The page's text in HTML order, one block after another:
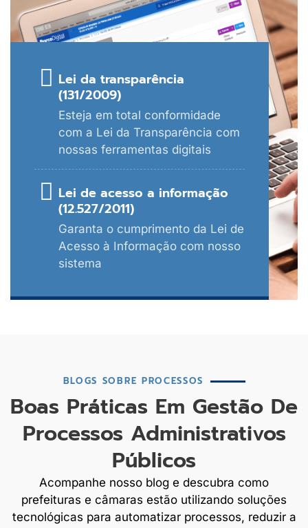
Lei da transparência
(131/2009)
Esteja em total conformidade
com a Lei da Transparência com
nossas ferramentas digitais
Lei de acesso a informação
(12.527/2011)
Garanta o cumprimento da Lei de
Acesso à Informação com nosso
sistema
BLOGS SOBRE PROCESSOS
Boas Práticas Em Gestão De
Processos Administrativos
Públicos
Acompanhe nosso blog e descubra como
prefeituras e câmaras estão utilizando soluções
tecnológicas para automatizar processos, reduzir a